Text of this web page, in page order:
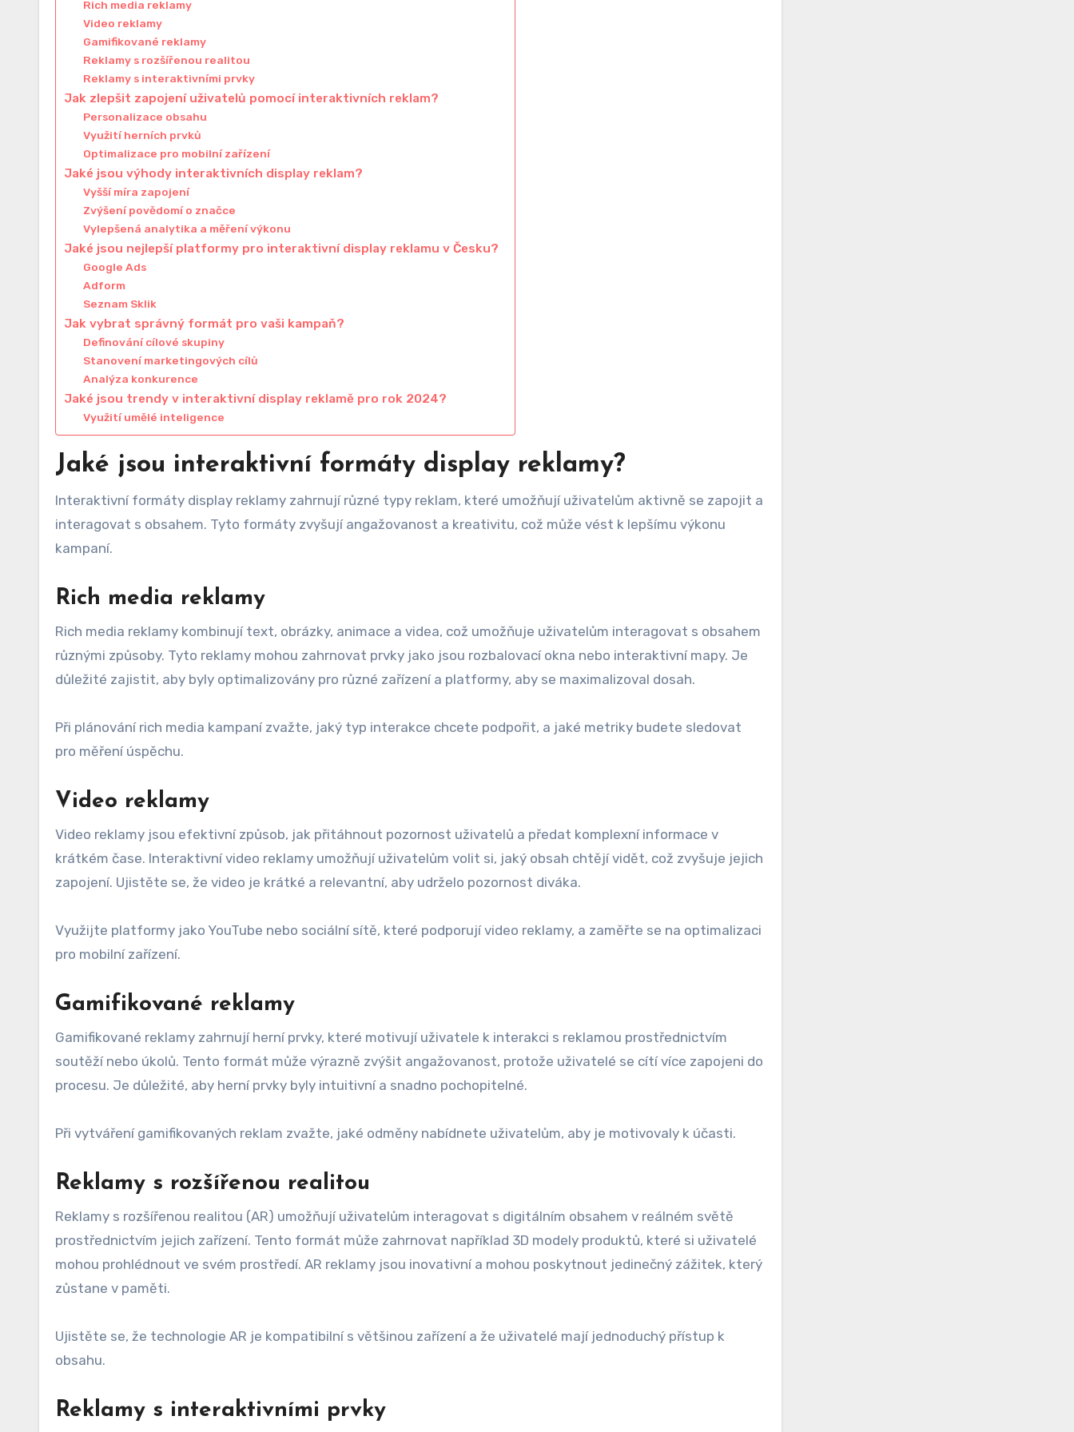
Rich media reklamy
Video reklamy
Gamifikované reklamy
Reklamy s rozšířenou realitou
Reklamy s interaktivními prvky
Jak zlepšit zapojení uživatelů pomocí interaktivních reklam?
Personalizace obsahu
Využití herních prvků
Optimalizace pro mobilní zařízení
Jaké jsou výhody interaktivních display reklam?
Vyšší míra zapojení
Zvýšení povědomí o značce
Vylepšená analytika a měření výkonu
Jaké jsou nejlepší platformy pro interaktivní display reklamu v Česku?
Google Ads
Adform
Seznam Sklik
Jak vybrat správný formát pro vaši kampaň?
Definování cílové skupiny
Stanovení marketingových cílů
Analýza konkurence
Jaké jsou trendy v interaktivní display reklamě pro rok 2024?
Využití umělé inteligence
Jaké jsou interaktivní formáty display reklamy?
Interaktivní formáty display reklamy zahrnují různé typy reklam, které umožňují uživatelům aktivně se zapojit a
interagovat s obsahem. Tyto formáty zvyšují angažovanost a kreativitu, což může vést k lepšímu výkonu
kampaní.
Rich media reklamy
Rich media reklamy kombinují text, obrázky, animace a videa, což umožňuje uživatelům interagovat s obsahem
různými způsoby. Tyto reklamy mohou zahrnovat prvky jako jsou rozbalovací okna nebo interaktivní mapy. Je
důležité zajistit, aby byly optimalizovány pro různé zařízení a platformy, aby se maximalizoval dosah.
Při plánování rich media kampaní zvažte, jaký typ interakce chcete podpořit, a jaké metriky budete sledovat
pro měření úspěchu.
Video reklamy
Video reklamy jsou efektivní způsob, jak přitáhnout pozornost uživatelů a předat komplexní informace v
krátkém čase. Interaktivní video reklamy umožňují uživatelům volit si, jaký obsah chtějí vidět, což zvyšuje jejich
zapojení. Ujistěte se, že video je krátké a relevantní, aby udrželo pozornost diváka.
Využijte platformy jako YouTube nebo sociální sítě, které podporují video reklamy, a zaměřte se na optimalizaci
pro mobilní zařízení.
Gamifikované reklamy
Gamifikované reklamy zahrnují herní prvky, které motivují uživatele k interakci s reklamou prostřednictvím
soutěží nebo úkolů. Tento formát může výrazně zvýšit angažovanost, protože uživatelé se cítí více zapojeni do
procesu. Je důležité, aby herní prvky byly intuitivní a snadno pochopitelné.
Při vytváření gamifikovaných reklam zvažte, jaké odměny nabídnete uživatelům, aby je motivovaly k účasti.
Reklamy s rozšířenou realitou
Reklamy s rozšířenou realitou (AR) umožňují uživatelům interagovat s digitálním obsahem v reálném světě
prostřednictvím jejich zařízení. Tento formát může zahrnovat například 3D modely produktů, které si uživatelé
mohou prohlédnout ve svém prostředí. AR reklamy jsou inovativní a mohou poskytnout jedinečný zážitek, který
zůstane v paměti.
Ujistěte se, že technologie AR je kompatibilní s většinou zařízení a že uživatelé mají jednoduchý přístup k
obsahu.
Reklamy s interaktivními prvky